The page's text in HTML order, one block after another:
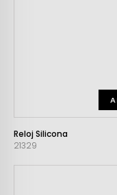
Reloj Silicona
21329